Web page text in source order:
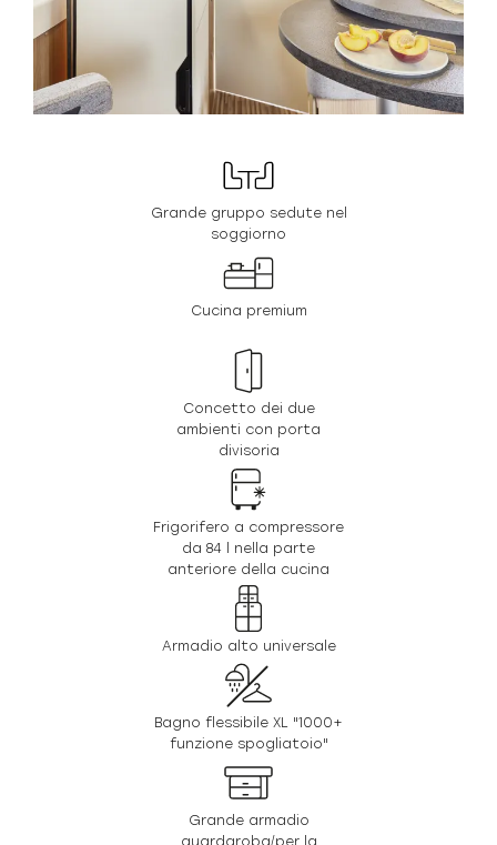
Grande gruppo sedute nel
soggiorno
Cucina premium
Concetto dei due
ambienti con porta
divisoria
Frigorifero a compressore
da 84 l nella parte
anteriore della cucina
Armadio alto universale
Bagno flessibile XL "1000+
funzione spogliatoio"
Grande armadio
guardaroba/per la